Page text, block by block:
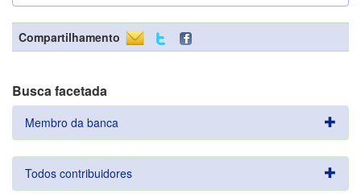
Compartilhamento
Busca facetada
Membro da banca
Todos contribuidores